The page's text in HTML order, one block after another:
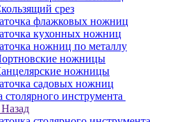
срез
флажковых ножниц
кухонных ножниц
ножниц по металлу
ножницы
ножницы
садовых ножниц
столярного инструмента
Назад